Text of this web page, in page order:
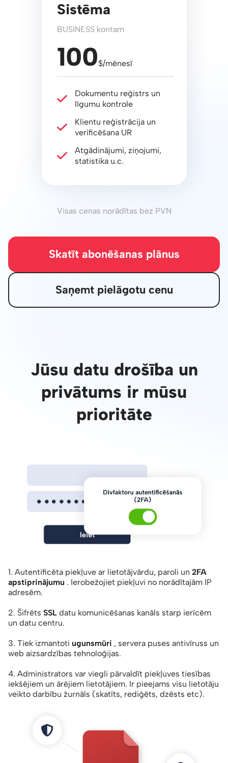
Sistēma
BUSINESS kontam
100$/mēnesī
Dokumentu reģistrs un
līgumu kontrole
Klientu reģistrācija un
verificēšana UR
Atgādinājumi, ziņojumi,
statistika u.c.
Visas cenas norādītas bez PVN
Skatīt abonēšanas plānus
Saņemt pielāgotu cenu
Jūsu datu drošība un
privātums ir mūsu
prioritāte
1. Autentificēta piekļuve ar lietotājvārdu, paroli un 2FA
apstiprinājumu . Ierobežojiet piekļuvi no norādītajām IP
adresēm.
2. Šifrēts SSL datu komunicēšanas kanāls starp ierīcēm
un datu centru.
3. Tiek izmantoti ugunsmūri , servera puses antivīruss un
web aizsardzības tehnoloģijas.
4. Administrators var viegli pārvaldīt piekļuves tiesības
iekšējiem un ārējiem lietotājiem. Ir pieejams visu lietotāju
veikto darbību žurnāls (skatīts, rediģēts, dzēsts etc).